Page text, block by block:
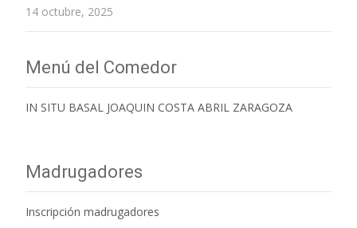
14 octubre, 2025
Menú del Comedor
IN SITU BASAL JOAQUIN COSTA ABRIL ZARAGOZA
Madrugadores
Inscripción madrugadores